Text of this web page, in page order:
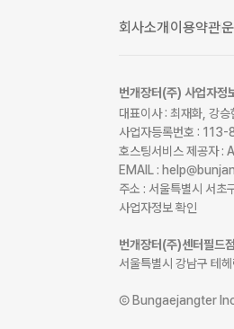
회사소개이용약관
번개장터(주) 사업자정
대표이사 : 최재화, 강
사업자등록번호 :
호스팅서비스 제공자
EMAIL :
주소 : 서울특별시 서
사업자정보 확인
번개장터(주)센터필드
서울특별시 강남구 테
Ⓒ Bungaejangter